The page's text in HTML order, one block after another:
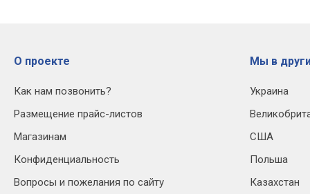
О проекте
Как нам позвонить?
Размещение прайс-листов
Магазинам
Конфиденциальность
Вопросы и пожелания по сайту
Мы в
Украина
США
Польша
Казахстан